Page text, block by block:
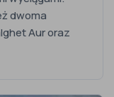
dwoma
Aur oraz